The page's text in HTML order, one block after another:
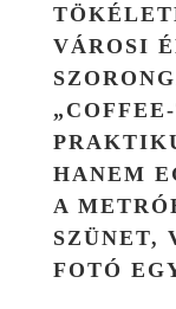
VÁROSI
HANEM
A
SZÜNET,
FOTÓ